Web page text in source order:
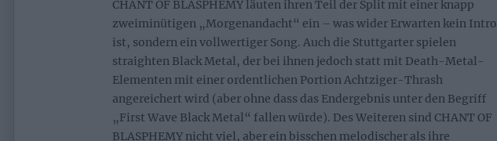
CHANT OF BLASPHEMY läuten ihren Teil der Split mit einer knapp
zweiminütigen „Morgenandacht“ ein – was wider Erwarten kein Intro
ist, sondern ein vollwertiger Song. Auch die Stuttgarter spielen
straighten Black Metal, der bei ihnen jedoch statt mit Death-Metal-
Elementen mit einer ordentlichen Portion Achtziger-Thrash
angereichert wird (aber ohne dass das Endergebnis unter den Begriff
„First Wave Black Metal“ fallen würde). Des Weiteren sind CHANT OF
BLASPHEMY nicht viel, aber ein bisschen melodischer als ihre